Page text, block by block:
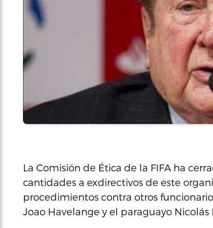
La Comisión de Ética de la FIFA ha
cantidades a exdirectivos de este
procedimientos contra otros
Joao Havelange y el paraguayo